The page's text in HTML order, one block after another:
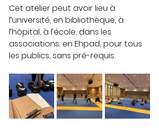
Cet atelier peut avoir lieu à
l’université, en bibliothèque, à
l’hôpital, à l’école, dans les
associations, en Ehpad, pour tous
les publics, sans pré-requis.